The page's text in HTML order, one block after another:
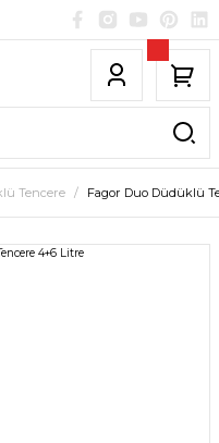
Tencere Fagor Duo Düdüklü